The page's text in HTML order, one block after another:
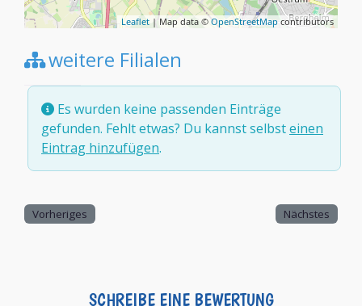
Leaflet | Map data © OpenStreetMapcontributors
weitere Filialen
Es wurden keine passenden Einträge
gefunden. Fehlt etwas? Du kannst selbsteinen
Eintrag hinzufügen.
Vorheriges Nächstes
SCHREIBE EINE BEWERTUNG